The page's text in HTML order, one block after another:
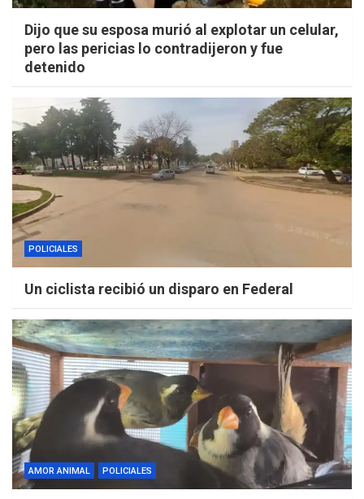
Dijo que su esposa murió al explotar un celular,
pero las pericias lo contradijeron y fue
detenido
POLICIALES
Un ciclista recibió un disparo en Federal
AMOR ANIMAL POLICIALES